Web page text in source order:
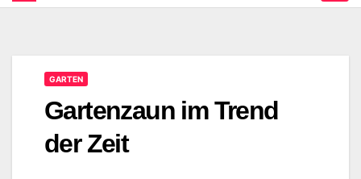
GARTEN
Gartenzaun im Trend
der Zeit